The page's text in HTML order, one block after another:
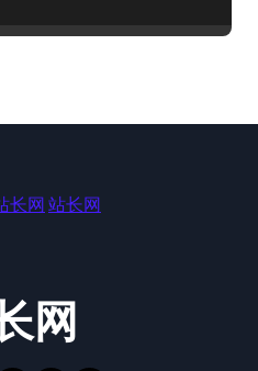
长网 站长网
网